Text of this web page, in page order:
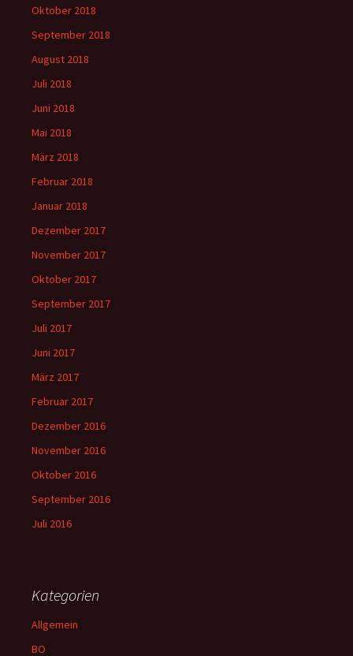
Oktober 2018
September 2018
August 2018
Juli 2018
Juni 2018
Mai 2018
März 2018
Februar 2018
Januar 2018
Dezember 2017
November 2017
Oktober 2017
September 2017
Juli 2017
Juni 2017
März 2017
Februar 2017
Dezember 2016
November 2016
Oktober 2016
September 2016
Juli 2016
Kategorien
Allgemein
BO